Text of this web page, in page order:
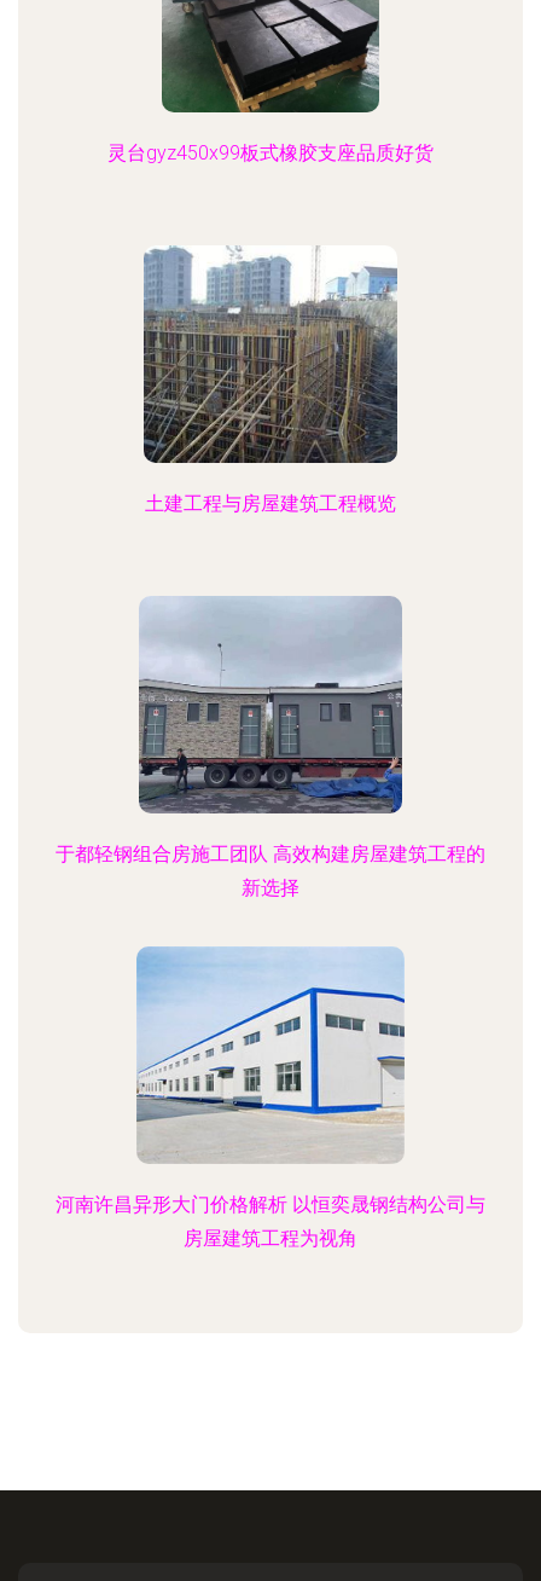
灵台gyz450x99板式橡胶支座品质好货
土建工程与房屋建筑工程概览
于都轻钢组合房施工团队 高效构建房屋建筑工程的
新选择
河南许昌异形大门价格解析 以恒奕晟钢结构公司与
房屋建筑工程为视角